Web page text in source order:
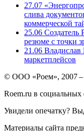
27.07
слива
коммерческой
25.06 Создатель
резюме с точки
21.06 Владислав
маркетплейсов
© ООО «Роем», 2007 –
Roem.ru в социальных
Увидели опечатку?
Материалы сайта